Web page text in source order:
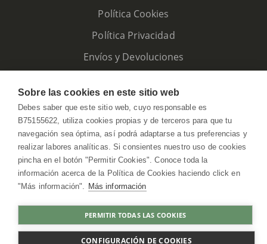
COMPRAR
Política Cookies
Política Privacidad
Envíos y Devoluciones
HerbolarioWeb © 2026. All Rights Reserved
Sobre las cookies en este sitio web
Debes saber que este sitio web, cuyo responsable es
B75155622, utiliza cookies propias y de terceros para que tu
navegación sea óptima, así podrá adaptarse a tus preferencias y
realizar labores analíticas. Si consientes nuestro uso de cookies
pincha en el botón "Permitir Cookies". Conoce toda la
información acerca de la Política de Cookies haciendo click en
"Más información". Más información
PERMITIR TODAS LAS COOKIES
CONFIGURACIÓN DE COOKIES